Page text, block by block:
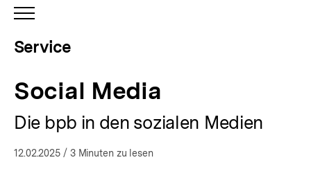
der
bpb
bpb.de
INHALTSNAVIGATION
Service
Social Media
Die bpb in den sozialen Medien
12.02.2025 / 3 Minuten zu lesen